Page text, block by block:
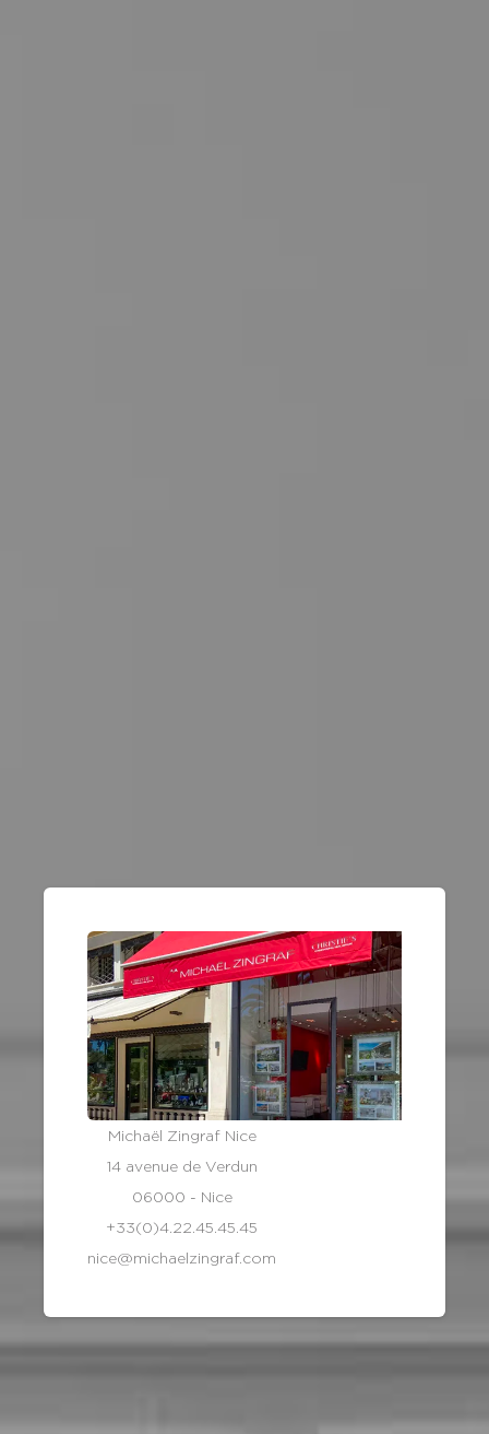
Michaël Zingraf Nice
14 avenue de Verdun
06000 - Nice
+33(0)4.22.45.45.45
nice@michaelzingraf.com